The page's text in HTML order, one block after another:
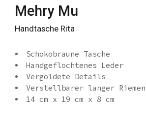
Mehry Mu
Handtasche Rita
Schokobraune Tasche
Handgeflochtenes Leder
Vergoldete Details
Verstellbarer langer Riemen
14 cm x 19 cm x 8 cm